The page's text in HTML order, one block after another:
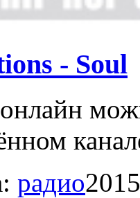
- Soul
радио